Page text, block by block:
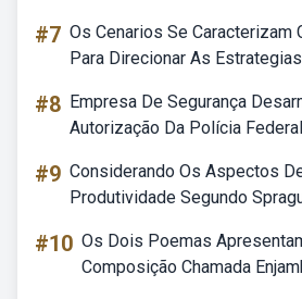
#7 Os Cenarios Se Caracterizam
Para Direcionar As Estrategias
#8 Empresa De Segurança
Autorização Da Polícia Federal
#9 Considerando Os Aspectos
Produtividade Segundo
#10 Os Dois Poemas
Composição Chamada